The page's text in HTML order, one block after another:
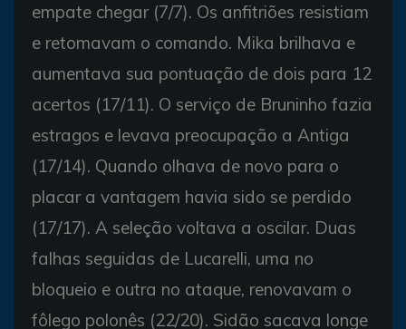
empate chegar (7/7). Os anfitriões resistiam
e retomavam o comando. Mika brilhava e
aumentava sua pontuação de dois para 12
acertos (17/11). O serviço de Bruninho fazia
estragos e levava preocupação a Antiga
(17/14). Quando olhava de novo para o
placar a vantagem havia sido se perdido
(17/17). A seleção voltava a oscilar. Duas
falhas seguidas de Lucarelli, uma no
bloqueio e outra no ataque, renovavam o
fôlego polonês (22/20). Sidão sacava longe